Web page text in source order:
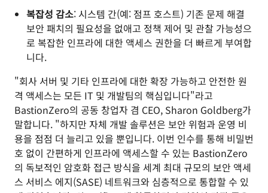
복잡성 감소: 시스템 간(예: 점프 호스트) 기존 문제 해결
보안 패치의 필요성을 없애고 정책 제어 및 관찰 가능성으
로 복잡한 인프라에 대한 액세스 권한을 더 빠르게 부여합
니다.
"회사 서버 및 기타 인프라에 대한 확장 가능하고 안전한 원
격 액세스는 모든 IT 및 개발팀의 핵심입니다"라고
BastionZero의 공동 창업자 겸 CEO, Sharon Goldberg가
말합니다. "하지만 자체 개발 솔루션은 보안 위험과 운영 비
용을 점점 더 늘리고 있을 뿐입니다. 이번 인수를 통해 비밀번
호 없이 간편하게 인프라에 액세스할 수 있는 BastionZero
의 독보적인 암호화 접근 방식을 세계 최대 규모의 보안 액세
스 서비스 에지(SASE) 네트워크와 심층적으로 통합할 수 있